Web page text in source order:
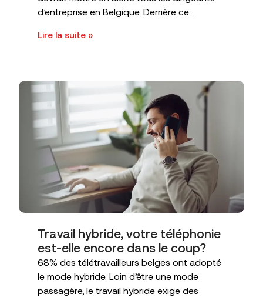
d’entreprise en Belgique. Derrière ce...
Lire la suite »
Travail hybride, votre téléphonie
est-elle encore dans le coup?
68% des télétravailleurs belges ont adopté
le mode hybride. Loin d’être une mode
passagère, le travail hybride exige des